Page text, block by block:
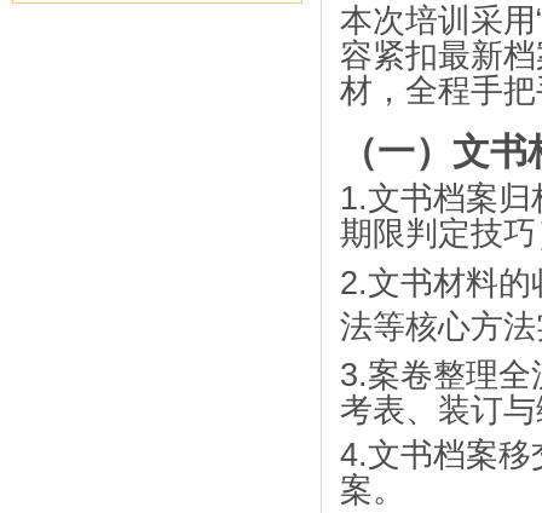
本次培训采用
容紧扣最新
材，全程手
（一）文
1.文书档案归
期限判定技
2.文书材料的
法等核心方
3.案卷整理
考表、装订
4.文书档案移
案。